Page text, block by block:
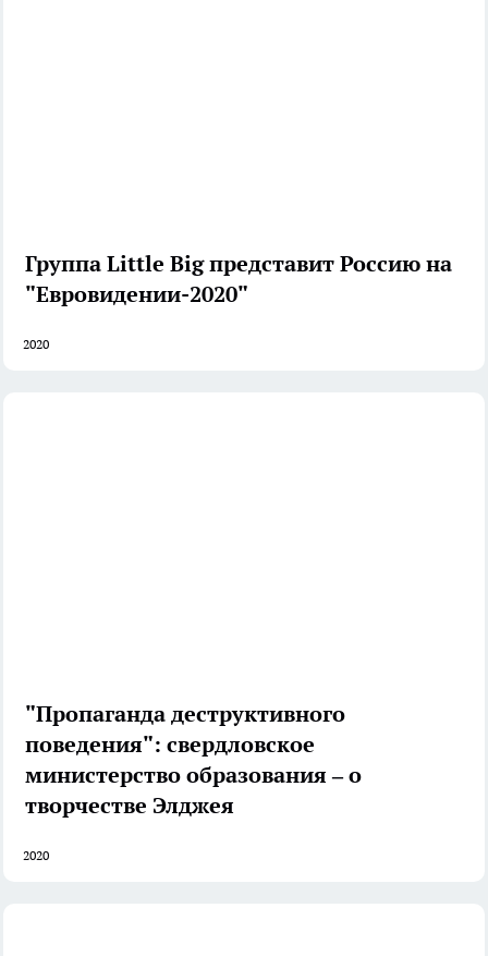
Группа Little Big представит Россию на
"Евровидении-2020"
2020
"Пропаганда деструктивного
поведения": свердловское
министерство образования – о
творчестве Элджея
2020